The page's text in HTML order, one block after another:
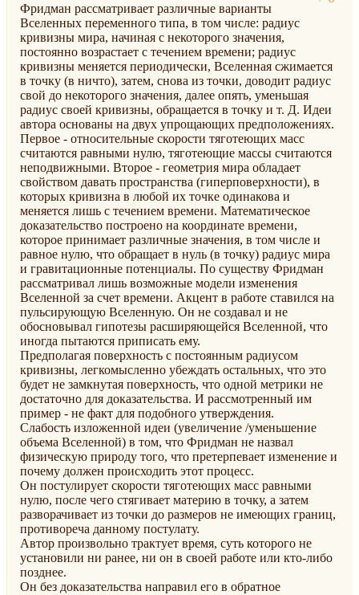
Фридман рассматривает различные варианты
Вселенных переменного типа, в том числе: радиус
кривизны мира, начиная с некоторого значения,
постоянно возрастает с течением времени; радиус
кривизны меняется периодически, Вселенная сжимается
в точку (в ничто), затем, снова из точки, доводит радиус
свой до некоторого значения, далее опять, уменьшая
радиус своей кривизны, обращается в точку и т. Д. Идеи
автора основаны на двух упрощающих предположениях.
Первое - относительные скорости тяготеющих масс
считаются равными нулю, тяготеющие массы считаются
неподвижными. Второе - геометрия мира обладает
свойством давать пространства (гиперповерхности), в
которых кривизна в любой их точке одинакова и
меняется лишь с течением времени. Математическое
доказательство построено на координате времени,
которое принимает различные значения, в том числе и
равное нулю, что обращает в нуль (в точку) радиус мира
и гравитационные потенциалы. По существу Фридман
рассматривал лишь возможные модели изменения
Вселенной за счет времени. Акцент в работе ставился на
пульсирующую Вселенную. Он не создавал и не
обосновывал гипотезы расширяющейся Вселенной, что
иногда пытаются приписать ему.
Предполагая поверхность с постоянным радиусом
кривизны, легкомысленно убеждать остальных, что это
будет не замкнутая поверхность, что одной метрики не
достаточно для доказательства. И рассмотренный им
пример - не факт для подобного утверждения.
Слабость изложенной идеи (увеличение /уменьшение
объема Вселенной) в том, что Фридман не назвал
физическую природу того, что претерпевает изменение и
почему должен происходить этот процесс.
Он постулирует скорости тяготеющих масс равными
нулю, после чего стягивает материю в точку, а затем
разворачивает из точки до размеров не имеющих границ,
противореча данному постулату.
Автор произвольно трактует время, суть которого не
установили ни ранее, ни он в своей работе или кто-либо
позднее.
Он без доказательства направил его в обратное